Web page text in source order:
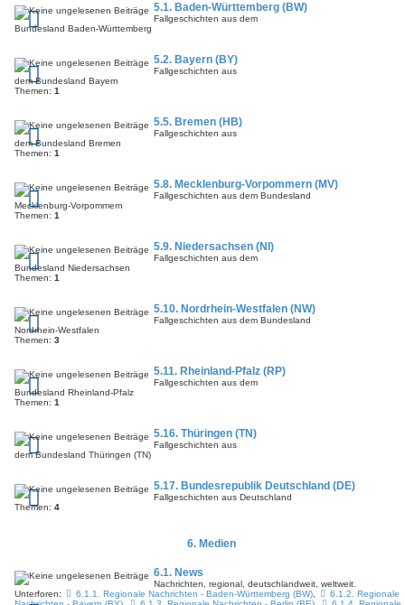
5.1. Baden-Württemberg (BW)
Fallgeschichten aus dem
Bundesland Baden-Württemberg
5.2. Bayern (BY)
Fallgeschichten aus
dem Bundesland Bayern
Themen: 1
5.5. Bremen (HB)
Fallgeschichten aus
dem Bundesland Bremen
Themen: 1
5.8. Mecklenburg-Vorpommern (MV)
Fallgeschichten aus dem Bundesland
Mecklenburg-Vorpommern
Themen: 1
5.9. Niedersachsen (NI)
Fallgeschichten aus dem
Bundesland Niedersachsen
Themen: 1
5.10. Nordrhein-Westfalen (NW)
Fallgeschichten aus dem Bundesland
Nordrhein-Westfalen
Themen: 3
5.11. Rheinland-Pfalz (RP)
Fallgeschichten aus dem
Bundesland Rheinland-Pfalz
Themen: 1
5.16. Thüringen (TN)
Fallgeschichten aus
dem Bundesland Thüringen (TN)
5.17. Bundesrepublik Deutschland (DE)
Fallgeschichten aus Deutschland
Themen: 4
6. Medien
6.1. News
Nachrichten, regional, deutschlandweit, weltweit.
Unterforen:
6.1.1. Regionale Nachrichten - Baden-Württemberg (BW),
6.1.2. Regionale